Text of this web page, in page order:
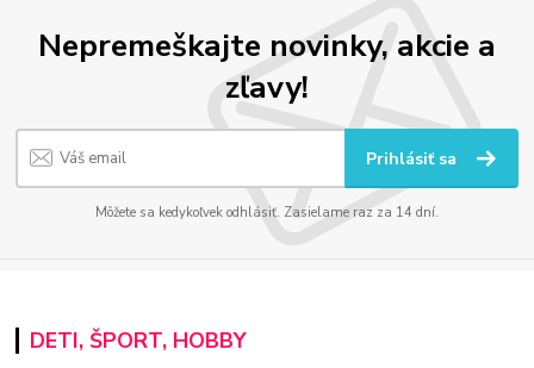
Nepremeškajte novinky, akcie a
zľavy!
Prihlásiť sa
Môžete sa kedykoľvek odhlásiť. Zasielame raz za 14 dní.
DETI, ŠPORT, HOBBY